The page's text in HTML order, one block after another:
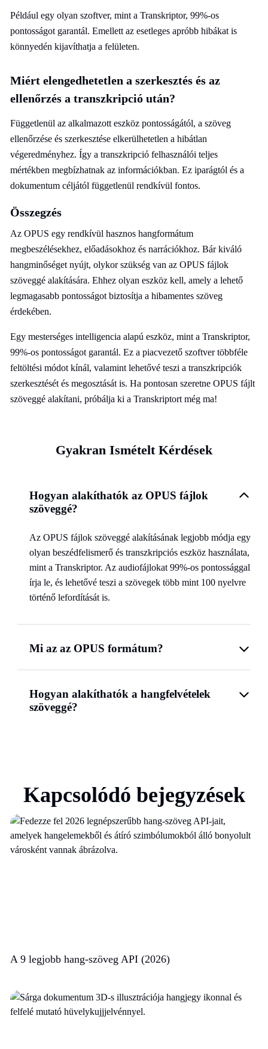
Például egy olyan szoftver, mint a Transkriptor, 99%-os
pontosságot garantál. Emellett az esetleges apróbb hibákat is
könnyedén kijavíthatja a felületen.
Miért elengedhetetlen a szerkesztés és az
ellenőrzés a transzkripció után?
Függetlenül az alkalmazott eszköz pontosságától, a szöveg
ellenőrzése és szerkesztése elkerülhetetlen a hibátlan
végeredményhez. Így a transzkripció felhasználói teljes
mértékben megbízhatnak az információkban. Ez iparágtól és a
dokumentum céljától függetlenül rendkívül fontos.
Összegzés
Az OPUS egy rendkívül hasznos hangformátum
megbeszélésekhez, előadásokhoz és narrációkhoz. Bár kiváló
hangminőséget nyújt, olykor szükség van az OPUS fájlok
szöveggé alakítására. Ehhez olyan eszköz kell, amely a lehető
legmagasabb pontosságot biztosítja a hibamentes szöveg
érdekében.
Egy mesterséges intelligencia alapú eszköz, mint a Transkriptor,
99%-os pontosságot garantál. Ez a piacvezető szoftver többféle
feltöltési módot kínál, valamint lehetővé teszi a transzkripciók
szerkesztését és megosztását is. Ha pontosan szeretne OPUS fájlt
szöveggé alakítani, próbálja ki a Transkriptort még ma!
Gyakran Ismételt Kérdések
Hogyan alakíthatók az OPUS fájlok
szöveggé?
Az OPUS fájlok szöveggé alakításának legjobb módja egy
olyan beszédfelismerő és transzkripciós eszköz használata,
mint a Transkriptor. Az audiofájlokat 99%-os pontossággal
írja le, és lehetővé teszi a szövegek több mint 100 nyelvre
történő lefordítását is.
Mi az az OPUS formátum?
Hogyan alakíthatók a hangfelvételek
szöveggé?
Kapcsolódó bejegyzések
A 9 legjobb hang-szöveg API (2026)